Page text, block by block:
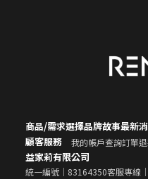
商品/需求選擇品牌故事最新
顧客服務
我的帳戶查詢訂單
益家莉有限公司
統一編號｜83164350客服專線